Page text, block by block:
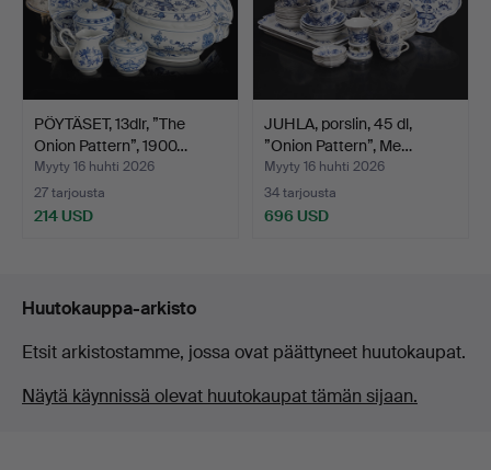
PÖYTÄSET, 13dlr, ”The
Onion Pattern”, 1900…
Myyty 16 huhti 2026
27 tarjousta
214 USD
JUHLA, porslin, 45 dl,
”Onion Pattern”, Me…
Myyty 16 huhti 2026
34 tarjousta
696 USD
Huutokauppa-arkisto
Etsit arkistostamme, jossa ovat päättyneet huutokaupat.
Näytä käynnissä olevat huutokaupat tämän sijaan.